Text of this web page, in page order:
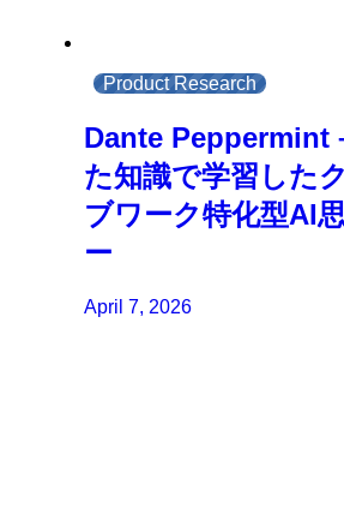
Product Research
Dante Peppermint
た知識で学習した
ブワーク特化型AI
ー
April 7, 2026